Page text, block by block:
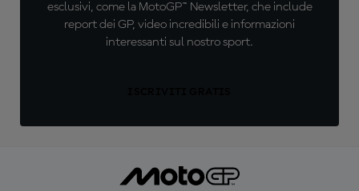
esclusivi, come la MotoGP™ Newsletter, che include
report dei GP, video incredibili e informazioni
interessanti sul nostro sport.